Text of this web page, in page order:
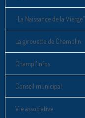
"La Naissance de la Vierge"
La girouette de Champlin
Champl'Infos
Conseil municipal
Vie associative